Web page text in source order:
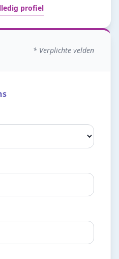
profiel
* Verplichte velden